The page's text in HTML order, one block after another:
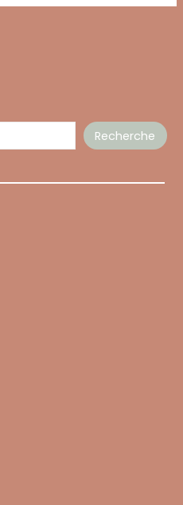
Recherche